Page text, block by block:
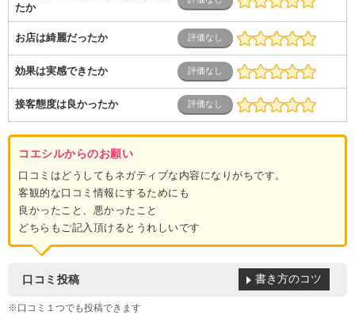
たか
お店は綺麗だったか
効果は実感できたか
接客態度は良かったか
コエシルからのお願い
口コミはどうしてもネガティブな内容になりがちです。
客観的な口コミ情報にするためにも
良かったこと、悪かったこと
どちらもご記入頂けるとうれしいです
口コミ投稿
※口コミ１つでも投稿できます
書き方のコツ